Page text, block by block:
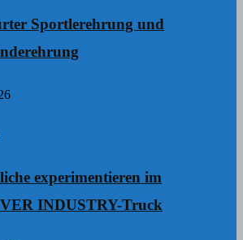
Sportlerehrung und
experimentieren im
INDUSTRY-Truck